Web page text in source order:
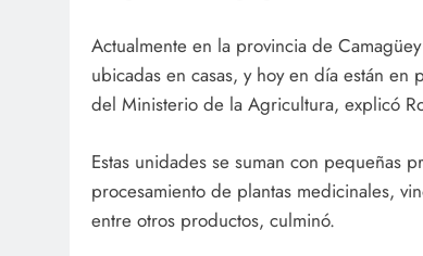
Actualmente en la provincia de
ubicadas en casas, y hoy en día están
del Ministerio de la Agricultura, explicó
Estas unidades se suman con pequeñas
procesamiento de plantas medicinales,
entre otros productos, culminó.